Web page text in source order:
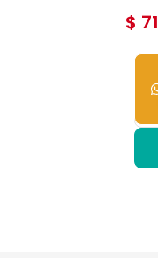
$
2